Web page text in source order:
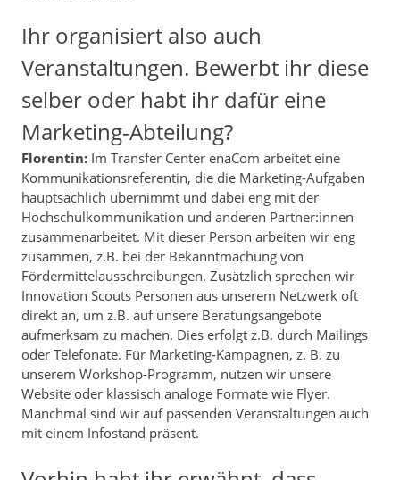
Ihr organisiert also auch
Veranstaltungen. Bewerbt ihr diese
selber oder habt ihr dafür eine
Marketing-Abteilung?
Florentin: Im Transfer Center enaCom arbeitet eine
Kommunikationsreferentin, die die Marketing-Aufgaben
hauptsächlich übernimmt und dabei eng mit der
Hochschulkommunikation und anderen Partner:innen
zusammenarbeitet. Mit dieser Person arbeiten wir eng
zusammen, z.B. bei der Bekanntmachung von
Fördermittelausschreibungen. Zusätzlich sprechen wir
Innovation Scouts Personen aus unserem Netzwerk oft
direkt an, um z.B. auf unsere Beratungsangebote
aufmerksam zu machen. Dies erfolgt z.B. durch Mailings
oder Telefonate. Für Marketing-Kampagnen, z. B. zu
unserem Workshop-Programm, nutzen wir unsere
Website oder klassisch analoge Formate wie Flyer.
Manchmal sind wir auf passenden Veranstaltungen auch
mit einem Infostand präsent.